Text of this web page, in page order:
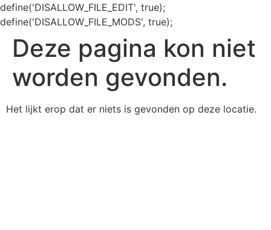
define('DISALLOW_FILE_EDIT', true);
define('DISALLOW_FILE_MODS', true);
Deze pagina kon niet
worden gevonden.
Het lijkt erop dat er niets is gevonden op deze locatie.